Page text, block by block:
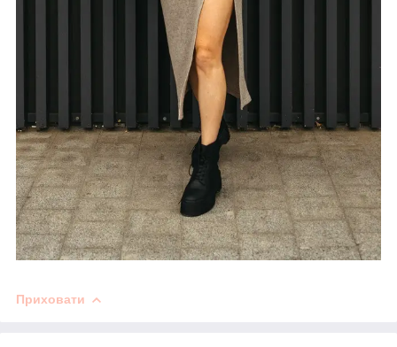
Приховати